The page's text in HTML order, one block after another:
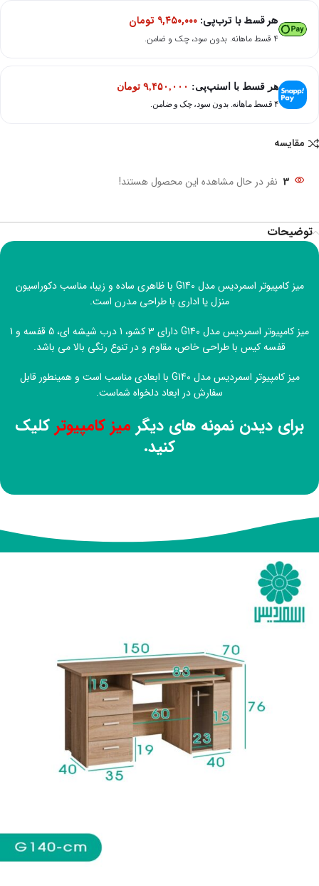
هر قسط با ترب‌پی: ۹,۴۵۰,۰۰۰ تومان
۴ قسط ماهانه. بدون سود، چک و ضامن.
هر قسط با اسنپ‌پی: ۹,۴۵۰,۰۰۰ تومان
۴ قسط ماهانه. بدون سود، چک و ضامن.
مقایسه
3 نفر در حال مشاهده این محصول هستند!
توضیحات
میز کامپیوتر اسمردیس مدل G140 با ظاهری ساده و زیبا، مناسب دکوراسیون
منزل یا اداری با طراحی مدرن است.
میز کامپیوتر اسمردیس مدل G140 دارای 3 کشو، 1 درب شیشه ای، 5 قفسه و 1
قفسه کیس با طراحی خاص، مقاوم و در تنوع رنگی بالا می باشد.
میز کامپیوتر اسمردیس مدل G140 با ابعادی مناسب است و همینطور قابل
سفارش در ابعاد دلخواه شماست.
برای دیدن نمونه های دیگر میز کامپیوتر کلیک
کنید.